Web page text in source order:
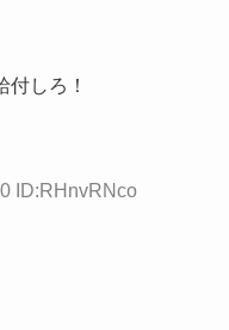
しろ！
ID:RHnvRNco